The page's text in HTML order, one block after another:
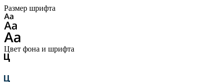
Размер шрифта
Цвет фона и шрифта